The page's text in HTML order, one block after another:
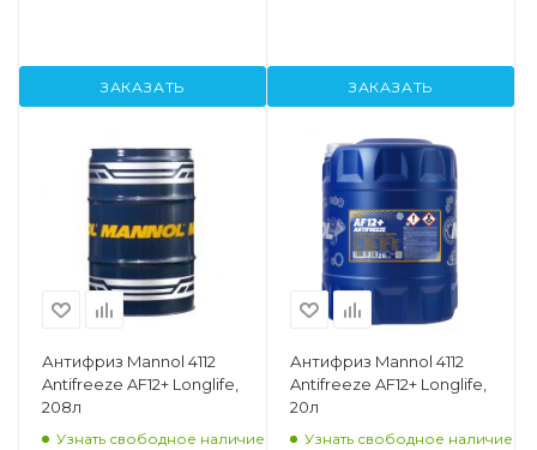
ЗАКАЗАТЬ ЗАКАЗАТЬ
Антифриз Mannol 4112
Antifreeze AF12+ Longlife,
208л
Узнать свободное наличие
Антифриз Mannol 4112
Antifreeze AF12+ Longlife,
20л
Узнать свободное наличие